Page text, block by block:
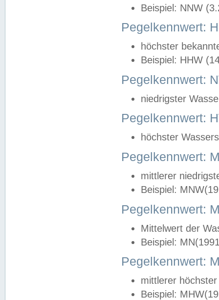
Beispiel: NNW
Pegelkennwert:
höchster
Beispiel: HHW
Pegelkennwert:
niedrigster
Pegelkennwert:
höchster
Pegelkennwert:
mittlerer
Beispiel:
Pegelkennwert:
Mittelwert der
Beispiel:
Pegelkennwert:
mittlerer
Beispiel: